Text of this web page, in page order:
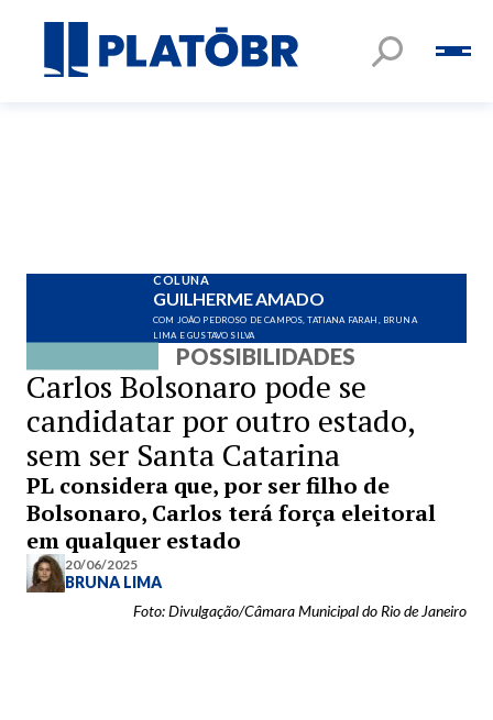
COLUNA
GUILHERME AMADO
COM JOÃO PEDROSO DE CAMPOS, TATIANA FARAH, BRUNA
LIMA E GUSTAVO SILVA
POSSIBILIDADES
Carlos Bolsonaro pode se
candidatar por outro estado,
sem ser Santa Catarina
PL considera que, por ser filho de
Bolsonaro, Carlos terá força eleitoral
em qualquer estado
20/06/2025
BRUNA LIMA
Foto: Divulgação/Câmara Municipal do Rio de Janeiro